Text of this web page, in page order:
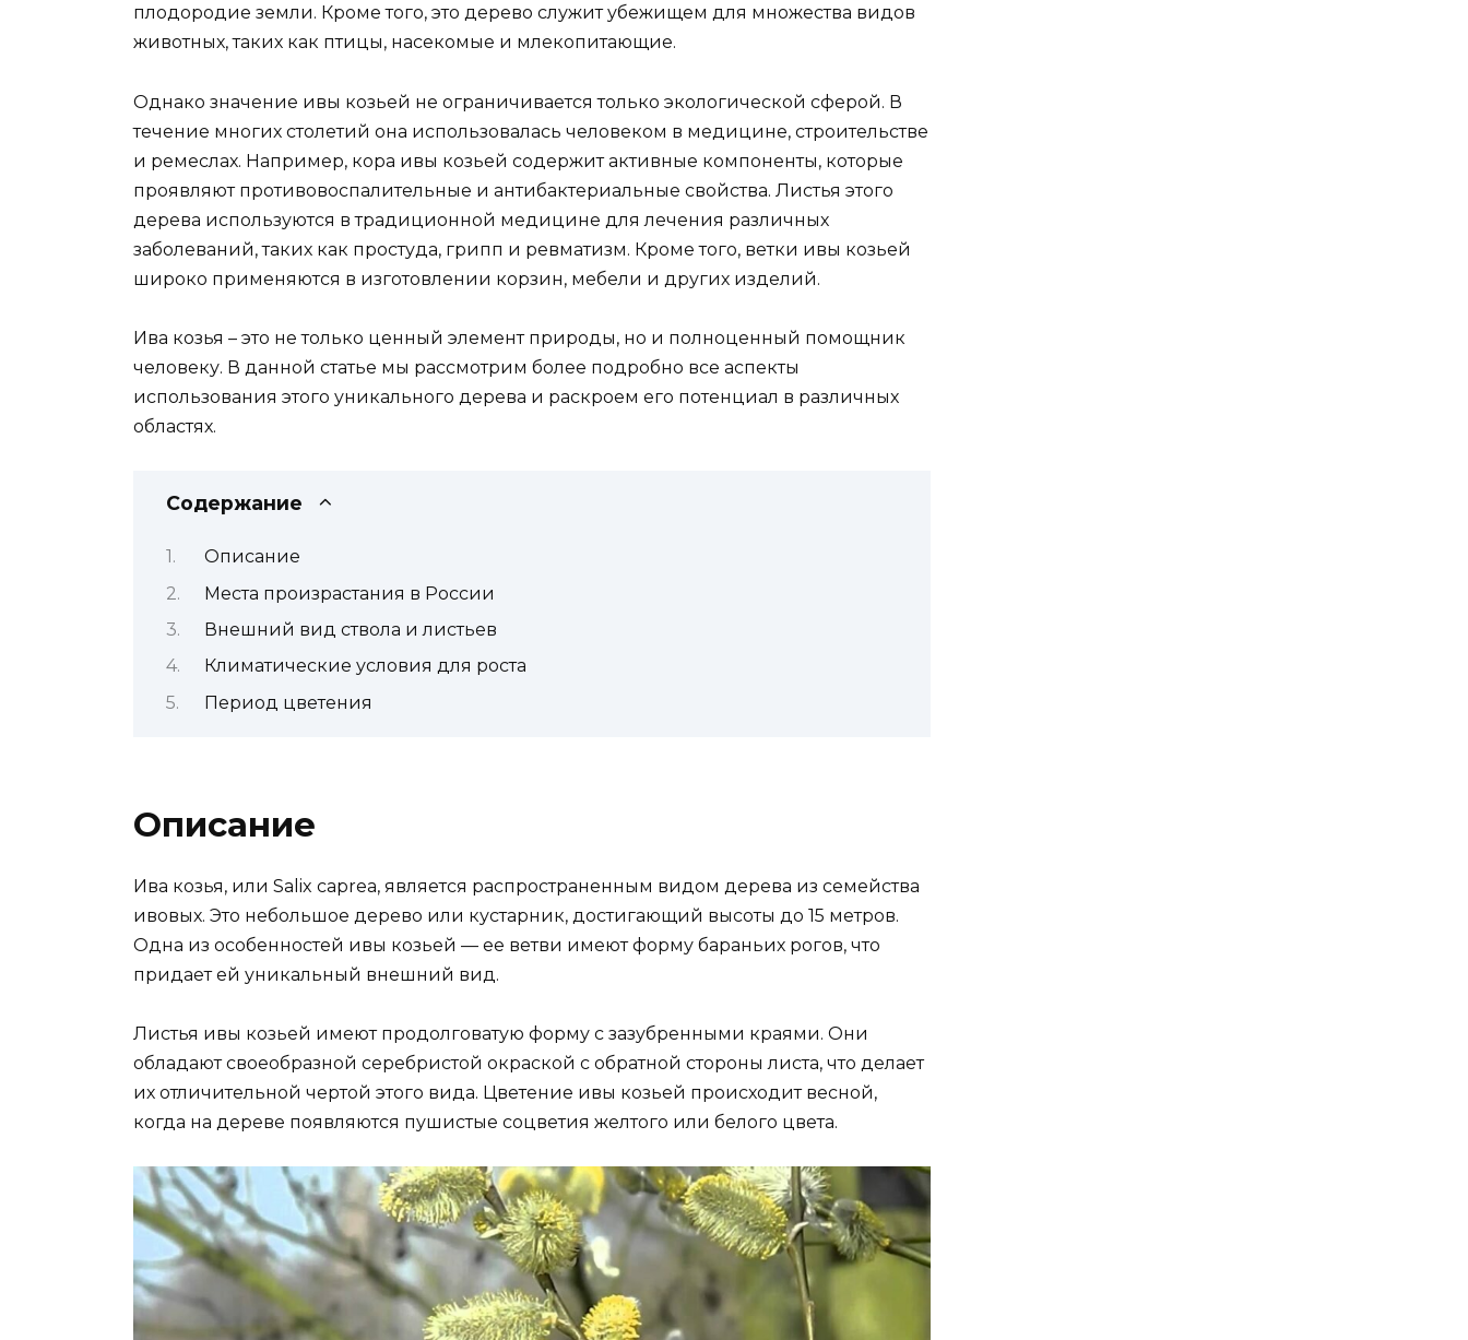
плодородие земли. Кроме того, это дерево служит убежищем для множества видов
животных, таких как птицы, насекомые и млекопитающие.
Однако значение ивы козьей не ограничивается только экологической сферой. В
течение многих столетий она использовалась человеком в медицине, строительстве
и ремеслах. Например, кора ивы козьей содержит активные компоненты, которые
проявляют противовоспалительные и антибактериальные свойства. Листья этого
дерева используются в традиционной медицине для лечения различных
заболеваний, таких как простуда, грипп и ревматизм. Кроме того, ветки ивы козьей
широко применяются в изготовлении корзин, мебели и других изделий.
Ива козья – это не только ценный элемент природы, но и полноценный помощник
человеку. В данной статье мы рассмотрим более подробно все аспекты
использования этого уникального дерева и раскроем его потенциал в различных
областях.
Содержание
Описание
Места произрастания в России
Внешний вид ствола и листьев
Климатические условия для роста
Период цветения
Описание
Ива козья, или Salix caprea, является распространенным видом дерева из семейства
ивовых. Это небольшое дерево или кустарник, достигающий высоты до 15 метров.
Одна из особенностей ивы козьей — ее ветви имеют форму бараньих рогов, что
придает ей уникальный внешний вид.
Листья ивы козьей имеют продолговатую форму с зазубренными краями. Они
обладают своеобразной серебристой окраской с обратной стороны листа, что делает
их отличительной чертой этого вида. Цветение ивы козьей происходит весной,
когда на дереве появляются пушистые соцветия желтого или белого цвета.